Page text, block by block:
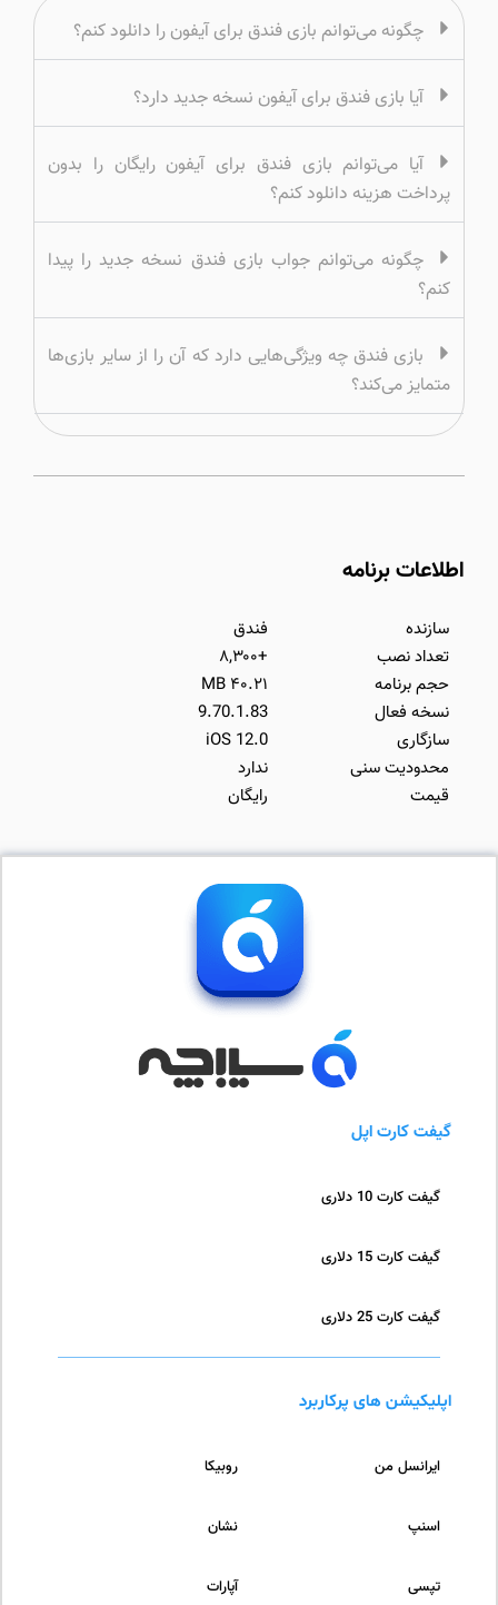
چگونه می‌توانم بازی فندق برای آیفون را دانلود کنم؟
آیا بازی فندق برای آیفون نسخه جدید دارد؟
آیا می‌توانم بازی فندق برای آیفون رایگان را بدون
پرداخت هزینه دانلود کنم؟
چگونه می‌توانم جواب بازی فندق نسخه جدید را پیدا
کنم؟
بازی فندق چه ویژگی‌هایی دارد که آن را از سایر بازی‌ها
متمایز می‌کند؟
اطلاعات برنامه
فندق
+۸,۳۰۰
۴۰.۲۱ MB
9.70.1.83
iOS 12.0
ندارد
رایگان
سازنده
تعداد نصب
حجم برنامه
نسخه فعال
سازگاری
محدودیت سنی
قیمت
گیفت کارت اپل
گیفت کارت 10 دلاری
گیفت کارت 15 دلاری
گیفت کارت 25 دلاری
اپلیکیشن های پرکاربرد
روبیکا ایرانسل من
نشان اسنپ
آپارات تپسی